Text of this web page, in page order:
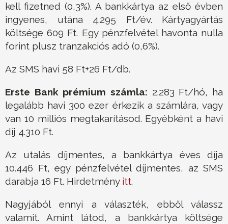
kell fizetned (0,3%). A bankkártya az első évben
ingyenes, utána 4.295 Ft/év. Kártyagyártás
költsége 609 Ft. Egy pénzfelvétel havonta nulla
forint plusz tranzakciós adó (0,6%).
Az SMS havi 58 Ft+26 Ft/db.
Erste Bank prémium számla: 2.283 Ft/hó, ha
legalább havi 300 ezer érkezik a számlára, vagy
van 10 milliós megtakarításod. Egyébként a havi
díj 4.310 Ft.
Az utalás díjmentes, a bankkártya éves díja
10.446 Ft, egy pénzfelvétel díjmentes, az SMS
darabja 16 Ft. Hirdetmény itt.
Nagyjából ennyi a választék, ebből válassz
valamit. Amint látod, a bankkártya költsége